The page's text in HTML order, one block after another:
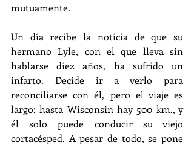
mutuamente.
Un día recibe la noticia de que su
hermano Lyle, con el que lleva sin
hablarse diez años, ha sufrido un
infarto. Decide ir a verlo para
reconciliarse con él, pero el viaje es
largo: hasta Wisconsin hay 500 km., y
él solo puede conducir su viejo
cortacésped. A pesar de todo, se pone